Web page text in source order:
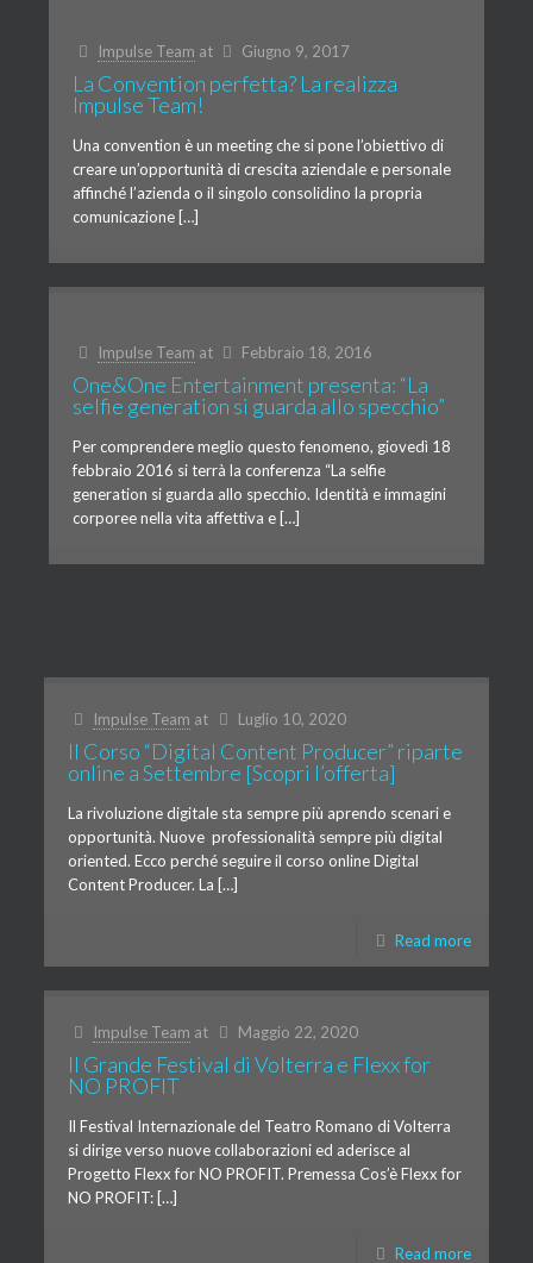
Impulse Team at Giugno 9, 2017
La Convention perfetta? La realizza
Impulse Team!
Una convention è un meeting che si pone l’obiettivo di
creare un’opportunità di crescita aziendale e personale
affinché l’azienda o il singolo consolidino la propria
comunicazione […]
Impulse Team at Febbraio 18, 2016
One&One Entertainment presenta: “La
selfie generation si guarda allo specchio”
Per comprendere meglio questo fenomeno, giovedì 18
febbraio 2016 si terrà la conferenza “La selfie
generation si guarda allo specchio. Identità e immagini
corporee nella vita affettiva e […]
Impulse Team at Luglio 10, 2020
Il Corso “Digital Content Producer” riparte
online a Settembre [Scopri l’offerta]
La rivoluzione digitale sta sempre più aprendo scenari e
opportunità. Nuove professionalità sempre più digital
oriented. Ecco perché seguire il corso online Digital
Content Producer. La […]
Read more
Impulse Team at Maggio 22, 2020
Il Grande Festival di Volterra e Flexx for
NO PROFIT
Il Festival Internazionale del Teatro Romano di Volterra
si dirige verso nuove collaborazioni ed aderisce al
Progetto Flexx for NO PROFIT. Premessa Cos’è Flexx for
NO PROFIT: […]
Read more